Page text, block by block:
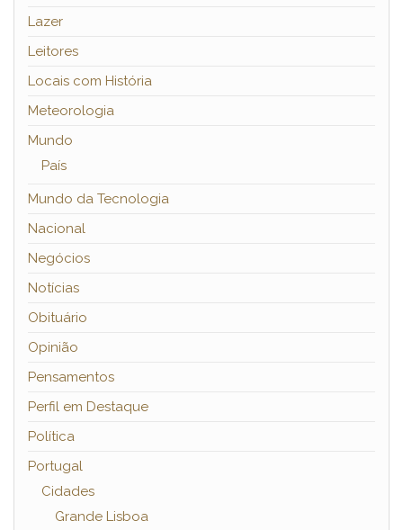
Lazer
Leitores
Locais com História
Meteorologia
Mundo
País
Mundo da Tecnologia
Nacional
Negócios
Notícias
Obituário
Opinião
Pensamentos
Perfil em Destaque
Política
Portugal
Cidades
Grande Lisboa